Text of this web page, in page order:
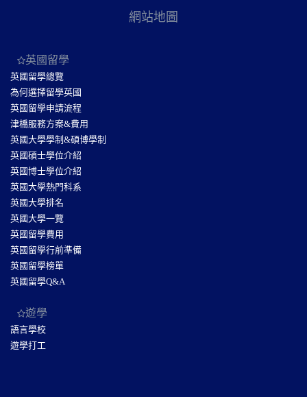
網站地圖
英國留學
英國留學總覽
為何選擇留學英國
英國留學申請流程
津橋服務方案&費用
英國大學學制&碩博學制
英國碩士學位介紹
英國博士學位介紹
英國大學熱門科系
英國大學排名
英國大學一覽
英國留學費用
英國留學行前準備
英國留學榜單
英國留學Q&A
遊學
語言學校
遊學打工